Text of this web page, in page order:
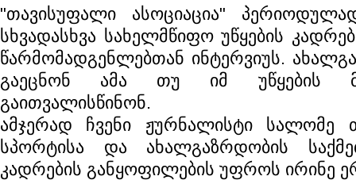
"თავისუფალი ასოციაცია"
სხვადასხვა სახელმწიფო უწყების
წარმომადგენლებთან ინტერვიუს.
გაეცნონ ამა თუ იმ უწყების
გაითვალისწინონ.
ამჯერად ჩვენი ჟურნალისტი სალომე
სპორტისა და ახალგაზრდობის
კადრების განყოფილების უფროს ირინე